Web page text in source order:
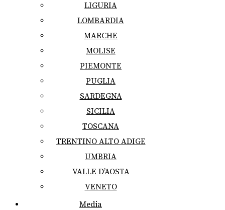
LIGURIA
LOMBARDIA
MARCHE
MOLISE
PIEMONTE
PUGLIA
SARDEGNA
SICILIA
TOSCANA
TRENTINO ALTO ADIGE
UMBRIA
VALLE D’AOSTA
VENETO
Media